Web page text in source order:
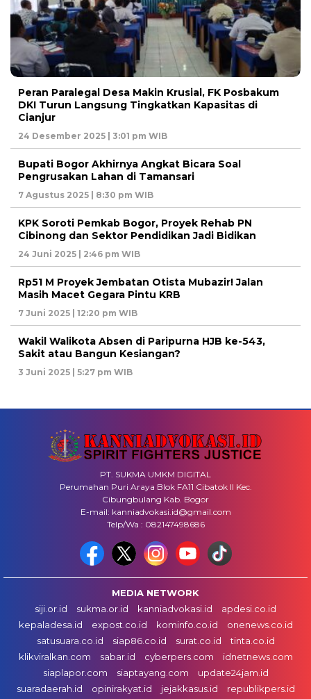
Peran Paralegal Desa Makin Krusial, FK Posbakum
DKI Turun Langsung Tingkatkan Kapasitas di
Cianjur
24 Desember 2025 | 3:01 pm WIB
Bupati Bogor Akhirnya Angkat Bicara Soal
Pengrusakan Lahan di Tamansari
7 Agustus 2025 | 8:30 pm WIB
KPK Soroti Pemkab Bogor, Proyek Rehab PN
Cibinong dan Sektor Pendidikan Jadi Bidikan
24 Juni 2025 | 2:46 pm WIB
Rp51 M Proyek Jembatan Otista Mubazir! Jalan
Masih Macet Gegara Pintu KRB
7 Juni 2025 | 12:20 pm WIB
Wakil Walikota Absen di Paripurna HJB ke-543,
Sakit atau Bangun Kesiangan?
3 Juni 2025 | 5:27 pm WIB
PT. SUKMA UMKM DIGITAL
Perumahan Puri Araya Blok FA11 Cibatok II Kec.
Cibungbulang Kab. Bogor
E-mail: kanniadvokasi.id@gmail.com
Telp/Wa : 082147498686
MEDIA NETWORK
siji.or.id
sukma.or.id kanniadvokasi.id
apdesi.co.id
kepaladesa.id
expost.co.id kominfo.co.id
onenews.co.id
satusuara.co.id
siap86.co.id surat.co.id
tinta.co.id
klikviralkan.com
sabar.id cyberpers.com
idnetnews.com
siaplapor.com
siaptayang.com
update24jam.id
suaradaerah.id
opinirakyat.id jejakkasus.id republikpers.id